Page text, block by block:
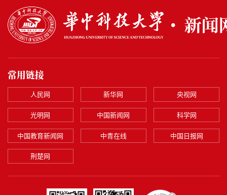
常用链接
人民网 新华网 央视网
光明网 中国新闻网 科学网
中国教育新闻网 中青在线 中国日报网
荆楚网